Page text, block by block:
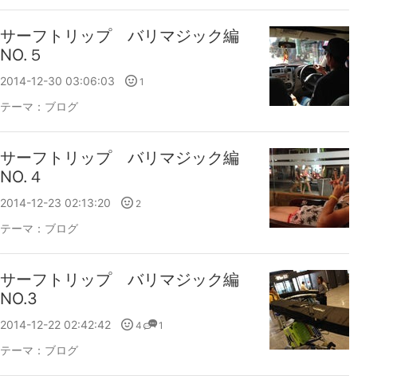
サーフトリップ バリマジック編
NO.５
2014-12-30 03:06:03 1
テーマ： ブログ
サーフトリップ バリマジック編
NO.４
2014-12-23 02:13:20 2
テーマ： ブログ
サーフトリップ バリマジック編
NO.3
2014-12-22 02:42:42 4 1
テーマ： ブログ